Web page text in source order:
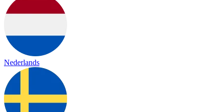
Nederlands